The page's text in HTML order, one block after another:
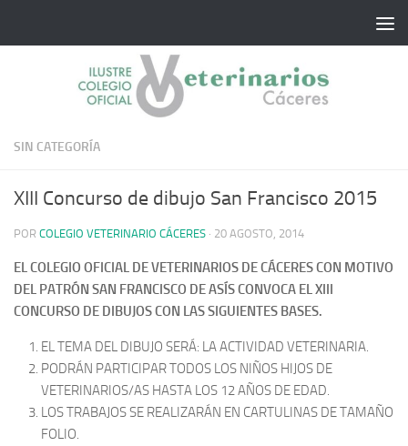
SIN CATEGORÍA
XIII Concurso de dibujo San Francisco 2015
POR COLEGIO VETERINARIO CÁCERES · 20 AGOSTO, 2014
EL COLEGIO OFICIAL DE VETERINARIOS DE CÁCERES CON MOTIVO
DEL PATRÓN SAN FRANCISCO DE ASÍS CONVOCA EL XIII
CONCURSO DE DIBUJOS CON LAS SIGUIENTES BASES.
EL TEMA DEL DIBUJO SERÁ: LA ACTIVIDAD VETERINARIA.
PODRÁN PARTICIPAR TODOS LOS NIÑOS HIJOS DE
VETERINARIOS/AS HASTA LOS 12 AÑOS DE EDAD.
LOS TRABAJOS SE REALIZARÁN EN CARTULINAS DE TAMAÑO
FOLIO.